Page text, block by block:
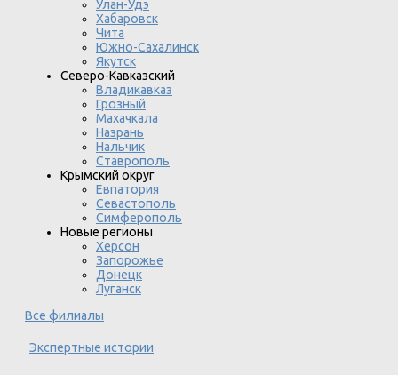
Улан-Удэ
Хабаровск
Чита
Южно-Сахалинск
Якутск
Северо-Кавказский
Владикавказ
Грозный
Махачкала
Назрань
Нальчик
Ставрополь
Крымский округ
Евпатория
Севастополь
Симферополь
Новые регионы
Херсон
Запорожье
Донецк
Луганск
Все филиалы
Экспертные истории